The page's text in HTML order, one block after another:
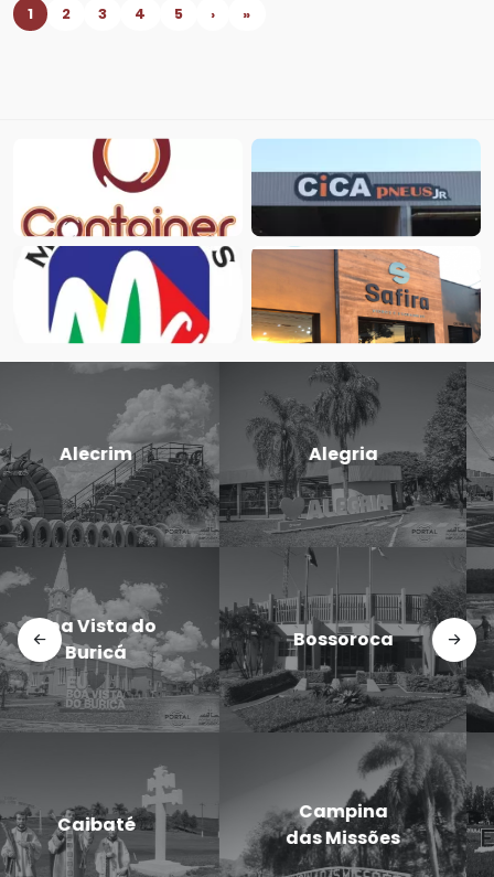
1 2 3 4 5 › »
Candido
Godói
Cerro Largo
Dezesseis de
Novembro
Doutor
Maurício
Cardoso
Entre-Ijuís
Eugênio de
Castro